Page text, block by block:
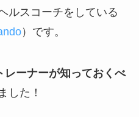
ルスコーチをしている
）です。
レーナーが知っておくべ
した！